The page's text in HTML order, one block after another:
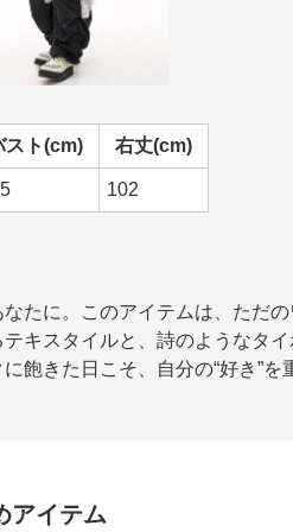
スト(cm) 右丈(cm)
102
たに。このアイテムは、ただ
キスタイルと、詩のようなタ
飽きた日こそ、自分の“好き”を
アイテム